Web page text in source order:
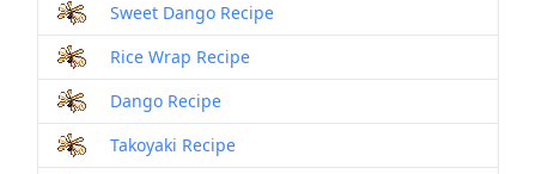
Sweet Dango Recipe
Rice Wrap Recipe
Dango Recipe
Takoyaki Recipe